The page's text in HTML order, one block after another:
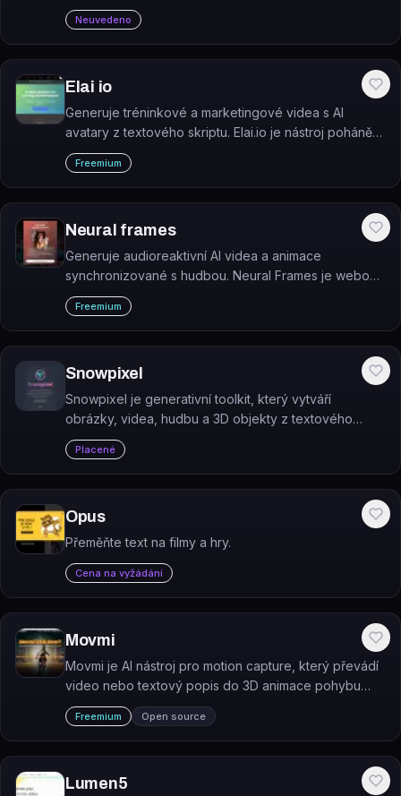
poutavá videa. A to vše zcela zdarma!
Neuvedeno
Elai io
Generuje tréninkové a marketingové videa s AI
avatary z textového skriptu. Elai.io je nástroj pohánění
Panopto, zaměřený na tvorbu vzdělávacích videí bez
nutnosti kamery nebo herců.
Freemium
Neural frames
Generuje audioreaktivní AI videa a animace
synchronizované s hudbou. Neural Frames je webový
nástroj zaměřený na tvorbu hudebních videoklipů
pomocí umělé inteligence.
Freemium
Snowpixel
Snowpixel je generativní toolkit, který vytváří
obrázky, videa, hudbu a 3D objekty z textového
popisu nebo obrázků.
Placené
Opus
Přeměňte text na filmy a hry.
Cena na vyžádání
Movmi
Movmi je AI nástroj pro motion capture, který převádí
video nebo textový popis do 3D animace pohybu
bez nutnosti fyzického hardwarového obleku.
Freemium Open source
Lumen5